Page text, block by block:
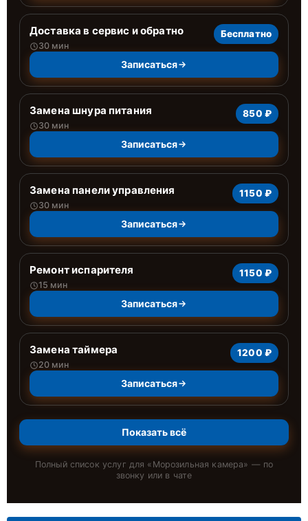
Доставка в сервис и обратно
30 мин
Бесплатно
Записаться
Замена шнура питания
30 мин
850 ₽
Записаться
Замена панели управления
30 мин
1150 ₽
Записаться
Ремонт испарителя
15 мин
1150 ₽
Записаться
Замена таймера
20 мин
1200 ₽
Записаться
Показать всё
Полный список услуг для « Морозильная камера» — по
звонку или в чате